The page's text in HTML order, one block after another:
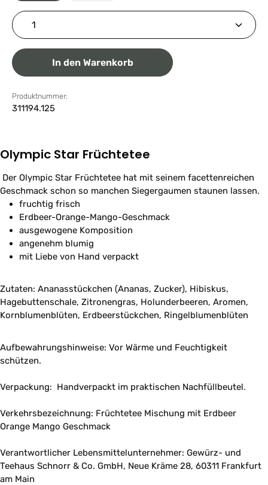
Produkt Anzahl: Gib den gewünschten Wert ein
In den Warenkorb
Produktnummer:
311194.125
Olympic Star Früchtetee
Der Olympic Star Früchtetee hat mit seinem facettenreichen
Geschmack schon so manchen Siegergaumen staunen lassen.
fruchtig frisch
Erdbeer-Orange-Mango-Geschmack
ausgewogene Komposition
angenehm blumig
mit Liebe von Hand verpackt
Zutaten: Ananasstückchen (Ananas, Zucker), Hibiskus,
Hagebuttenschale, Zitronengras, Holunderbeeren, Aromen,
Kornblumenblüten, Erdbeerstückchen, Ringelblumenblüten
Aufbewahrungshinweise: Vor Wärme und Feuchtigkeit
schützen.
Verpackung: Handverpackt im praktischen Nachfüllbeutel.
Verkehrsbezeichnung: Früchtetee Mischung mit Erdbeer
Orange Mango Geschmack
Verantwortlicher Lebensmittelunternehmer: Gewürz- und
Teehaus Schnorr & Co. GmbH, Neue Kräme 28, 60311 Frankfurt
am Main